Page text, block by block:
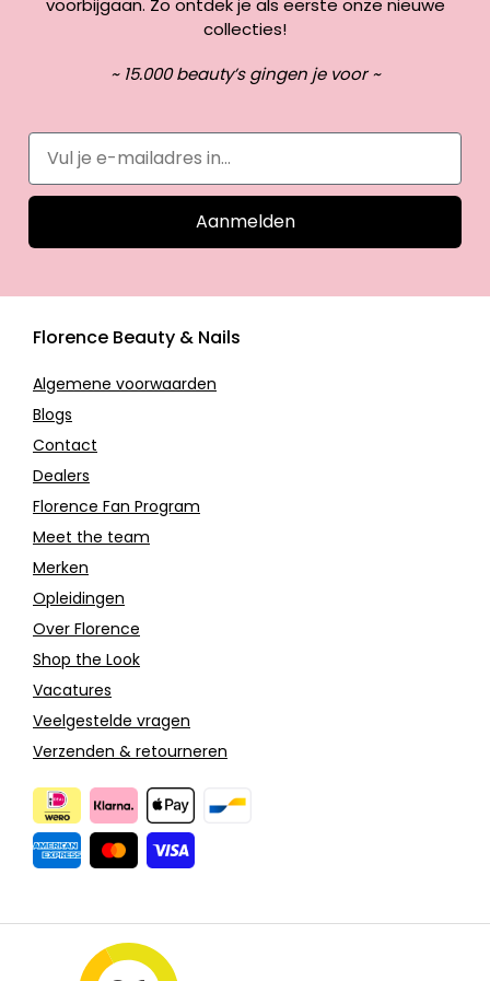
collecties!
~ 15.000 beauty’s gingen je voor ~
Aanmelden
Florence Beauty & Nails
Algemene voorwaarden
Blogs
Contact
Dealers
Florence Fan Program
Meet the team
Merken
Opleidingen
Over Florence
Shop the Look
Vacatures
Veelgestelde vragen
Verzenden & retourneren